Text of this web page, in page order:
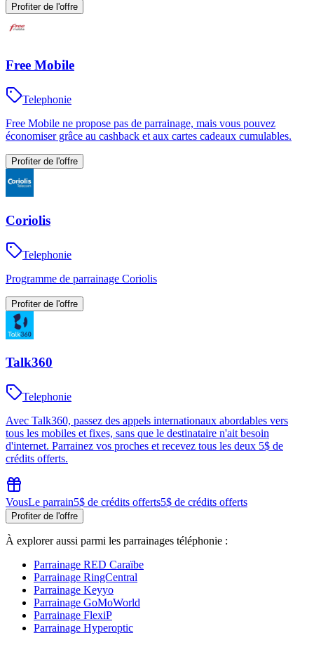
Profiter de l'offre
Free Mobile
Telephonie
Free Mobile ne propose pas de parrainage, mais vous pouvez
économiser grâce au cashback et aux cartes cadeaux cumulables.
Profiter de l'offre
Coriolis
Telephonie
Programme de parrainage Coriolis
Profiter de l'offre
Talk360
Telephonie
Avec Talk360, passez des appels internationaux abordables vers
tous les mobiles et fixes, sans que le destinataire n'ait besoin
d'internet. Parrainez vos proches et recevez tous les deux 5$ de
crédits offerts.
VousLe parrain5$ de crédits offerts5$ de crédits offerts
Profiter de l'offre
À explorer aussi parmi les parrainages téléphonie :
Parrainage RED Caraïbe
Parrainage RingCentral
Parrainage Keyyo
Parrainage GoMoWorld
Parrainage FlexiP
Parrainage Hyperoptic